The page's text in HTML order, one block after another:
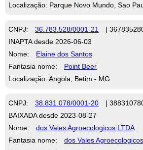
Localização: Parque Novo Mundo, Sao
CNPJ: 36.783.528/0001-21
|
INAPTA desde 2026-06-03
Nome:
Elaine dos Santos
Fantasia nome:
Point Beer
Localização: Angola, Betim - MG
CNPJ: 38.831.078/0001-20
|
BAIXADA desde 2023-08-27
Nome:
dos Vales Agroecologicos LTDA
Fantasia nome:
dos Vales Agroecologicos